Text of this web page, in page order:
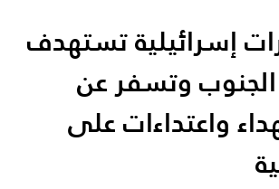
إسرائيلية تستهدف
وتسفر عن
واعتداءات على